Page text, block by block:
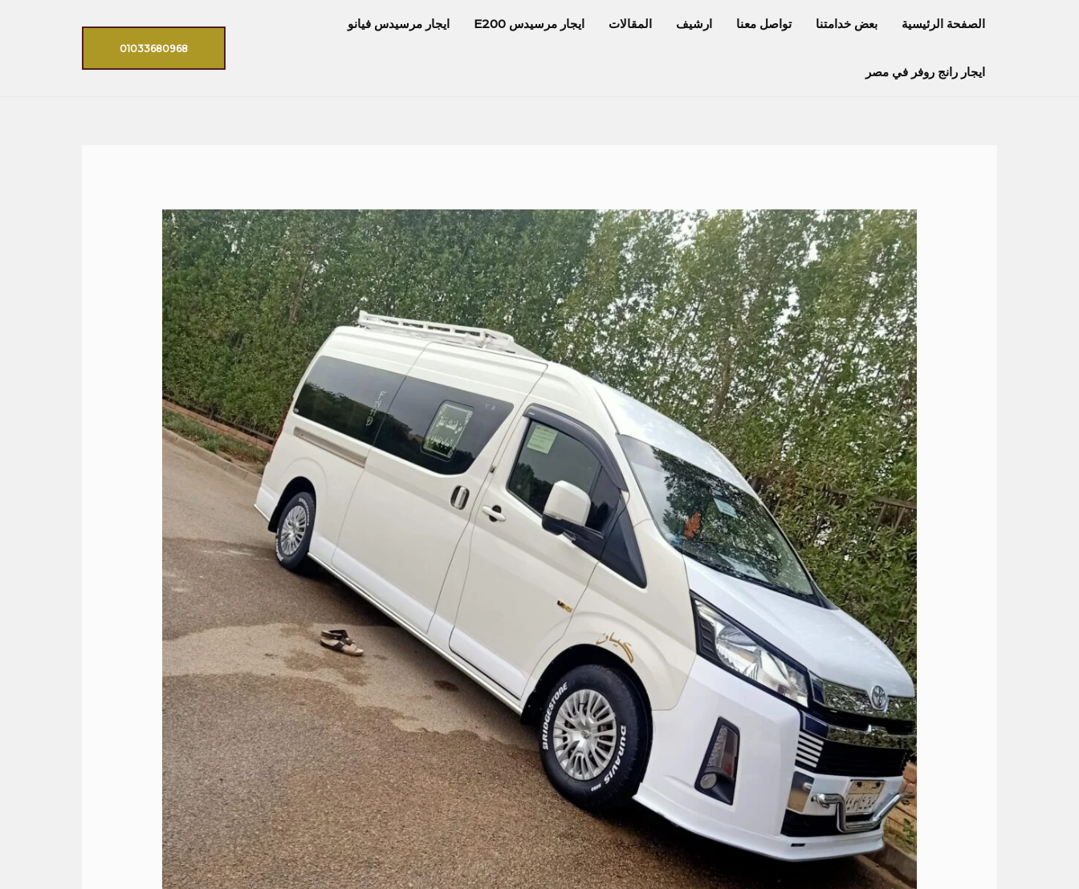
الصفحة الرئيسية بعض خدامتنا تواصل معنا ارشيف المقالات ايجار مرسيدس E200 ايجار مرسيدس فيانو
ايجار رانج روفر في مصر
01033680968